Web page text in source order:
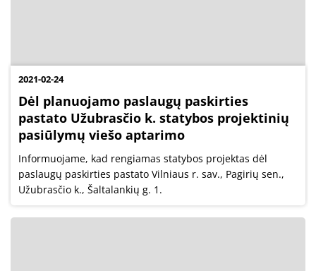
2021-02-24
Dėl planuojamo paslaugų paskirties
pastato Užubrasčio k. statybos projektinių
pasiūlymų viešo aptarimo
Informuojame, kad rengiamas statybos projektas dėl
paslaugų paskirties pastato Vilniaus r. sav., Pagirių sen.,
Užubrasčio k., Šaltalankių g. 1.